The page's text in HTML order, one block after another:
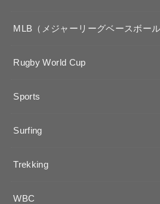
MLB（メジャーリーグベースボール
Rugby World Cup
Sports
Surfing
Trekking
WBC